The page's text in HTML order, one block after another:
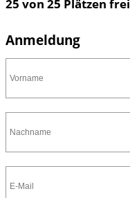
25 von 25 Plätzen frei
Anmeldung